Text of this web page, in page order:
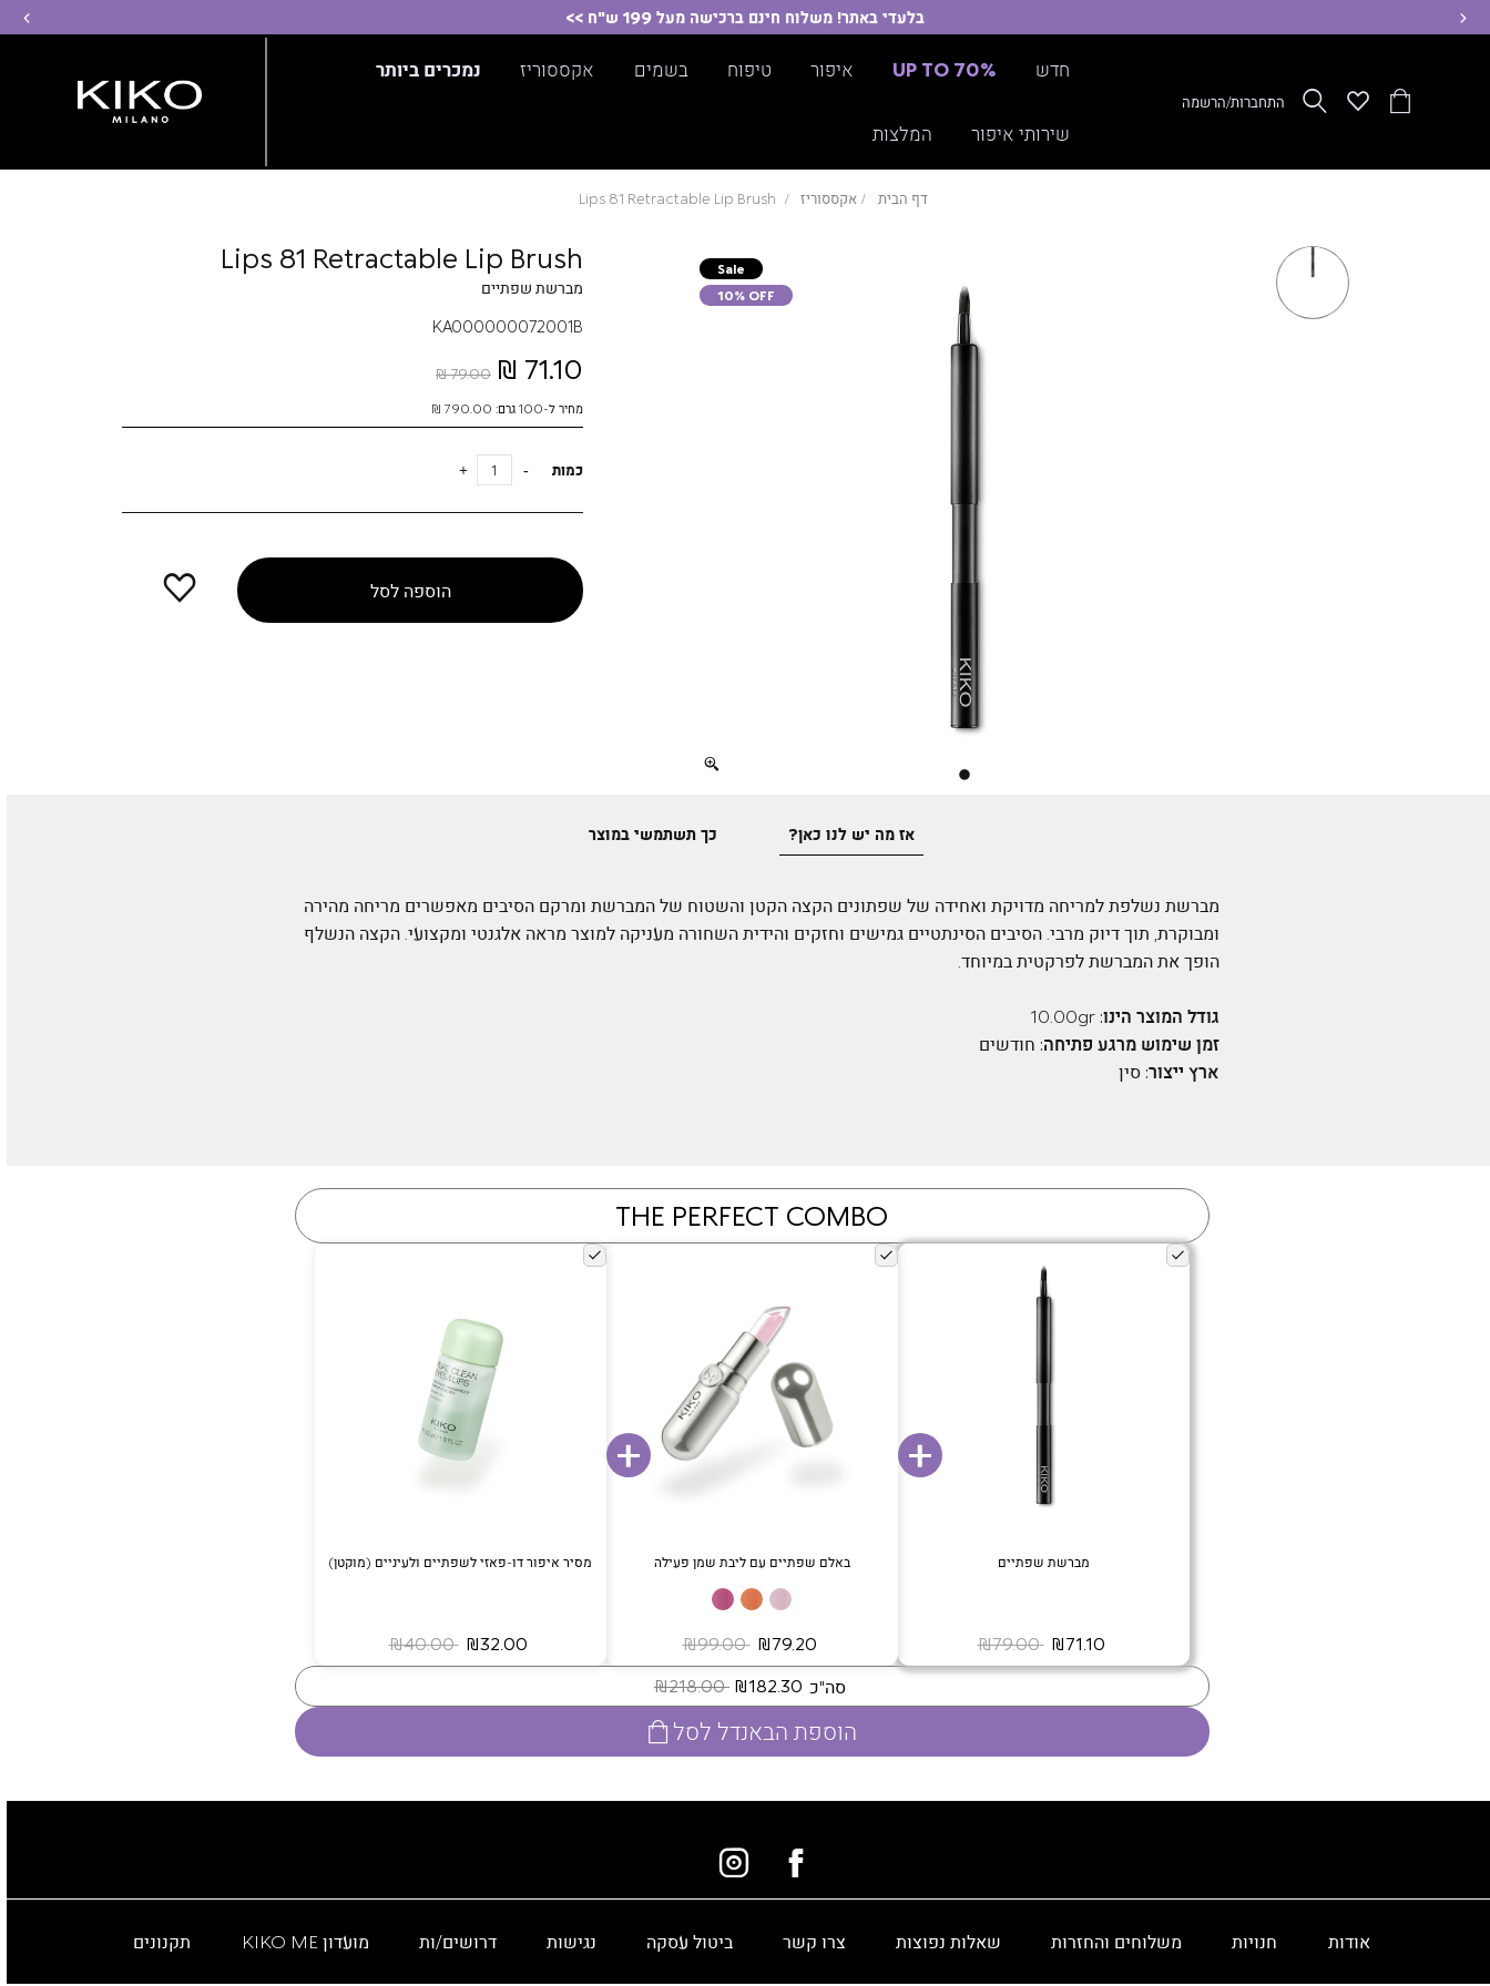
בלעדי באתר! משלוח חינם ברכישה מעל 199 ש"ח >>
הסל
Wishlistחפשהתחברות/הרשמה
חדש UP TO 70% איפור טיפוח בשמים אקססוריז נמכרים ביותר
שירותי איפור המלצות
דף הבית אקססוריז Lips 81 Retractable Lip Brush
Full
Sale
10% OFF
Lips 81 Retractable Lip Brush
מברשת שפתיים
KA000000072001B
71.10 ₪
79.00 ₪
מחיר ל-100 גרם: 790.00 ₪
כמות
הוספה
הוספה לסל
אז מה יש לנו כאן? כך תשתמשי במוצר
מברשת נשלפת למריחה מדויקת ואחידה של שפתונים הקצה הקטן והשטוח של המברשת ומרקם הסיבים מאפשרים מריחה מהירה
ומבוקרת, תוך דיוק מרבי. הסיבים הסינתטיים גמישים וחזקים והידית השחורה מעניקה למוצר מראה אלגנטי ומקצועי. הקצה הנשלף
הופך את המברשת לפרקטית במיוחד.
גודל המוצר הינו:10.00gr
זמן שימוש מרגע פתיחה: חודשים
ארץ ייצור:סין
מברשת שפתיים
‏ ₪79.00
באלם שפתיים עם ליבת שמן פעילה
‏ ₪99.00
מסיר איפור דו-פאזי לשפתיים ולעיניים (מוקטן)
‏ ₪40.00
THE PERFECT COMBO
סה"כ ‏ ₪218.00
הוספת הבאנדל לסל
אודות חנויות משלוחים והחזרות שאלות נפוצות צרו קשר ביטול עסקה נגישות דרושים/ות מועדון KIKO ME תקנונים